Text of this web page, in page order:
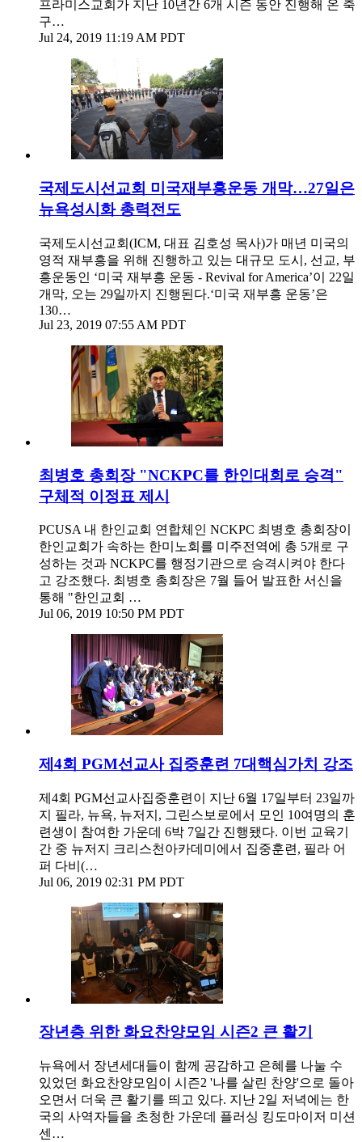
프라미스교회가 지난 10년간 6개 시즌 동안 진행해 온 축
구…
Jul 24, 2019 11:19 AM PDT
국제도시선교회 미국재부흥운동 개막…27일은
뉴욕성시화 총력전도
국제도시선교회(ICM, 대표 김호성 목사)가 매년 미국의
영적 재부흥을 위해 진행하고 있는 대규모 도시, 선교, 부
흥운동인 ‘미국 재부흥 운동 - Revival for America’이 22일
개막, 오는 29일까지 진행된다.‘미국 재부흥 운동’은
130…
Jul 23, 2019 07:55 AM PDT
최병호 총회장 "NCKPC를 한인대회로 승격"
구체적 이정표 제시
PCUSA 내 한인교회 연합체인 NCKPC 최병호 총회장이
한인교회가 속하는 한미노회를 미주전역에 총 5개로 구
성하는 것과 NCKPC를 행정기관으로 승격시켜야 한다
고 강조했다. 최병호 총회장은 7월 들어 발표한 서신을
통해 "한인교회 …
Jul 06, 2019 10:50 PM PDT
제4회 PGM선교사 집중훈련 7대핵심가치 강조
제4회 PGM선교사집중훈련이 지난 6월 17일부터 23일까
지 필라, 뉴욕, 뉴저지, 그린스보로에서 모인 10여명의 훈
련생이 참여한 가운데 6박 7일간 진행됐다. 이번 교육기
간 중 뉴저지 크리스천아카데미에서 집중훈련, 필라 어
퍼 다비(…
Jul 06, 2019 02:31 PM PDT
장년층 위한 화요찬양모임 시즌2 큰 활기
뉴욕에서 장년세대들이 함께 공감하고 은혜를 나눌 수
있었던 화요찬양모임이 시즌2 '나를 살린 찬양'으로 돌아
오면서 더욱 큰 활기를 띄고 있다. 지난 2일 저녁에는 한
국의 사역자들을 초청한 가운데 플러싱 킹도마이저 미션
센…